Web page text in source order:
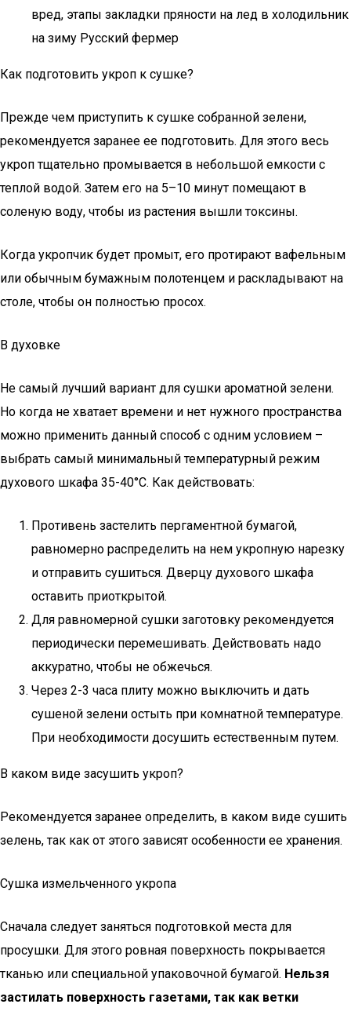
вред, этапы закладки пряности на лед в холодильник
на зиму Русский фермер
Как подготовить укроп к сушке?
Прежде чем приступить к сушке собранной зелени,
рекомендуется заранее ее подготовить. Для этого весь
укроп тщательно промывается в небольшой емкости с
теплой водой. Затем его на 5–10 минут помещают в
соленую воду, чтобы из растения вышли токсины.
Когда укропчик будет промыт, его протирают вафельным
или обычным бумажным полотенцем и раскладывают на
столе, чтобы он полностью просох.
В духовке
Не самый лучший вариант для сушки ароматной зелени.
Но когда не хватает времени и нет нужного пространства
можно применить данный способ с одним условием –
выбрать самый минимальный температурный режим
духового шкафа 35-40°С. Как действовать:
Противень застелить пергаментной бумагой,
равномерно распределить на нем укропную нарезку
и отправить сушиться. Дверцу духового шкафа
оставить приоткрытой.
Для равномерной сушки заготовку рекомендуется
периодически перемешивать. Действовать надо
аккуратно, чтобы не обжечься.
Через 2-3 часа плиту можно выключить и дать
сушеной зелени остыть при комнатной температуре.
При необходимости досушить естественным путем.
В каком виде засушить укроп?
Рекомендуется заранее определить, в каком виде сушить
зелень, так как от этого зависят особенности ее хранения.
Сушка измельченного укропа
Сначала следует заняться подготовкой места для
просушки. Для этого ровная поверхность покрывается
тканью или специальной упаковочной бумагой. Нельзя
застилать поверхность газетами, так как ветки